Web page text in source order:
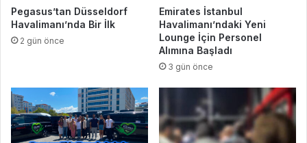
Pegasus’tan Düsseldorf
Havalimanı’nda Bir İlk
2 gün önce
Emirates İstanbul
Havalimanı’ndaki Yeni
Lounge İçin Personel
Alımına Başladı
3 gün önce